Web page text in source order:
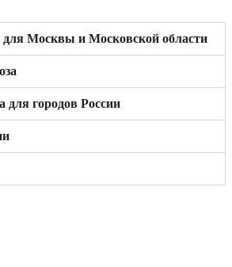
для Москвы и Московской области
для городов России